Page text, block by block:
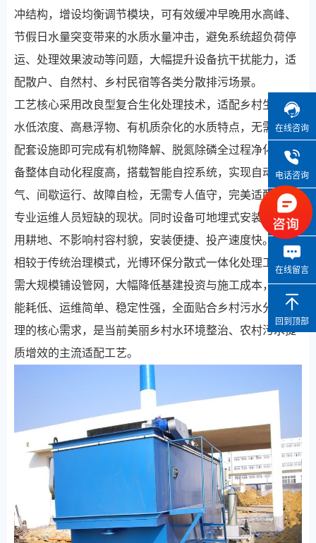
冲结构，增设均衡调节模块，可有效缓冲早晚用水高峰、
节假日水量突变带来的水质水量冲击，避免系统超负荷停
运、处理效果波动等问题，大幅提升设备抗干扰能力，适
配散户、自然村、乡村民宿等各类分散排污场景。
工艺核心采用改良型复合生化处理技术，适配乡村生活污
水低浓度、高悬浮物、有机质杂化的水质特点，无需复杂
配套设施即可完成有机物降解、脱氮除磷全过程净化。设
备整体自动化程度高，搭载智能自控系统，实现自动曝
气、间歇运行、故障自检，无需专人值守，完美适配乡村
专业运维人员短缺的现状。同时设备可地埋式安装，不占
用耕地、不影响村容村貌，安装便捷、投产速度快。
相较于传统治理模式，光博环保分散式一体化处理工艺无
需大规模铺设管网，大幅降低基建投资与施工成本，运行
能耗低、运维简单、稳定性强，全面贴合乡村污水分散治
理的核心需求，是当前美丽乡村水环境整治、农村污水提
质增效的主流适配工艺。
在线咨询
电话咨询
微信咨询
在线留言
回到顶部